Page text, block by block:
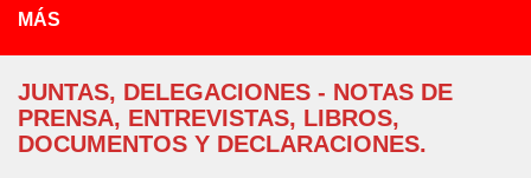
MÁS
JUNTAS, DELEGACIONES - NOTAS DE
PRENSA, ENTREVISTAS, LIBROS,
DOCUMENTOS Y DECLARACIONES.